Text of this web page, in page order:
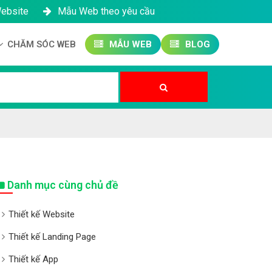
Mẫu Web theo yêu cầu
CHĂM SÓC WEB MẪU WEB BLOG
Danh mục cùng chủ đề
Thiết kế Website
Thiết kế Landing Page
Thiết kế App